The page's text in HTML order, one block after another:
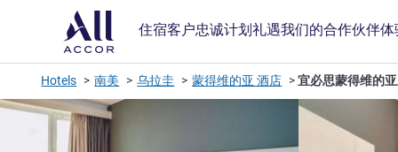
住宿客户忠诚计划礼遇我们的合作伙伴体
Hotels 南美 乌拉圭 蒙得维的亚 酒店 宜必思蒙得维的